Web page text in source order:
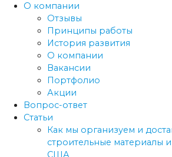
О компании
Отзывы
Принципы работы
История развития
О компании
Вакансии
Портфолио
Акции
Вопрос-ответ
Статьи
Как мы организуем и
строительные материалы
США